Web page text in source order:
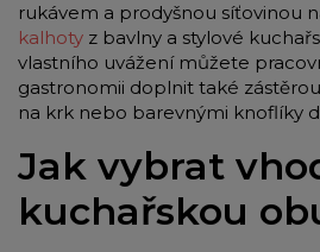
rukávem a prodyšnou síťovinou
kalhoty z bavlny a stylové
vlastního uvážení můžete
gastronomii doplnit také
na krk nebo barevnými knoflíky
Jak vybrat
kuchařskou